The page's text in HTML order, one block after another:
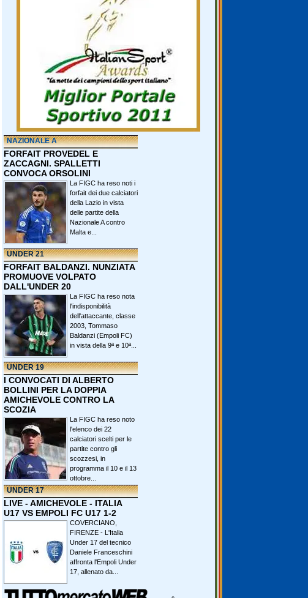
NAZIONALE A
FORFAIT PROVEDEL E
ZACCAGNI. SPALLETTI
CONVOCA ORSOLINI
La FIGC ha reso noti i
forfait dei due calciatori
della Lazio in vista
delle partite della
Nazionale A contro
Malta e...
UNDER 21
FORFAIT BALDANZI. NUNZIATA
PROMUOVE VOLPATO
DALL'UNDER 20
La FIGC ha reso nota
l'indisponibilità
dell'attaccante, classe
2003, Tommaso
Baldanzi (Empoli FC)
in vista della 9ª e 10ª...
UNDER 19
I CONVOCATI DI ALBERTO
BOLLINI PER LA DOPPIA
AMICHEVOLE CONTRO LA
SCOZIA
La FIGC ha reso noto
l'elenco dei 22
calciatori scelti per le
partite contro gli
scozzesi, in
programma il 10 e il 13
ottobre...
UNDER 17
LIVE - AMICHEVOLE - ITALIA
U17 VS EMPOLI FC U17 1-2
COVERCIANO,
FIRENZE - L'Italia
Under 17 del tecnico
Daniele Franceschini
affronta l'Empoli Under
17, allenato da...